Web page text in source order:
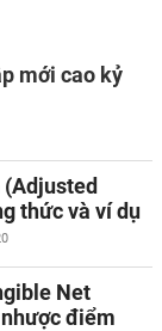
mới cao kỷ
thức và ví dụ
Net
điểm